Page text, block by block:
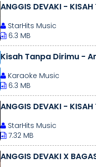
ANGGIS DEVAKI - KISAH
StarHits Music
6.3 MB
Kisah Tanpa Dirimu -
Karaoke Music
6.3 MB
ANGGIS DEVAKI -
StarHits Music
7.32 MB
ANGGIS DEVAKI X